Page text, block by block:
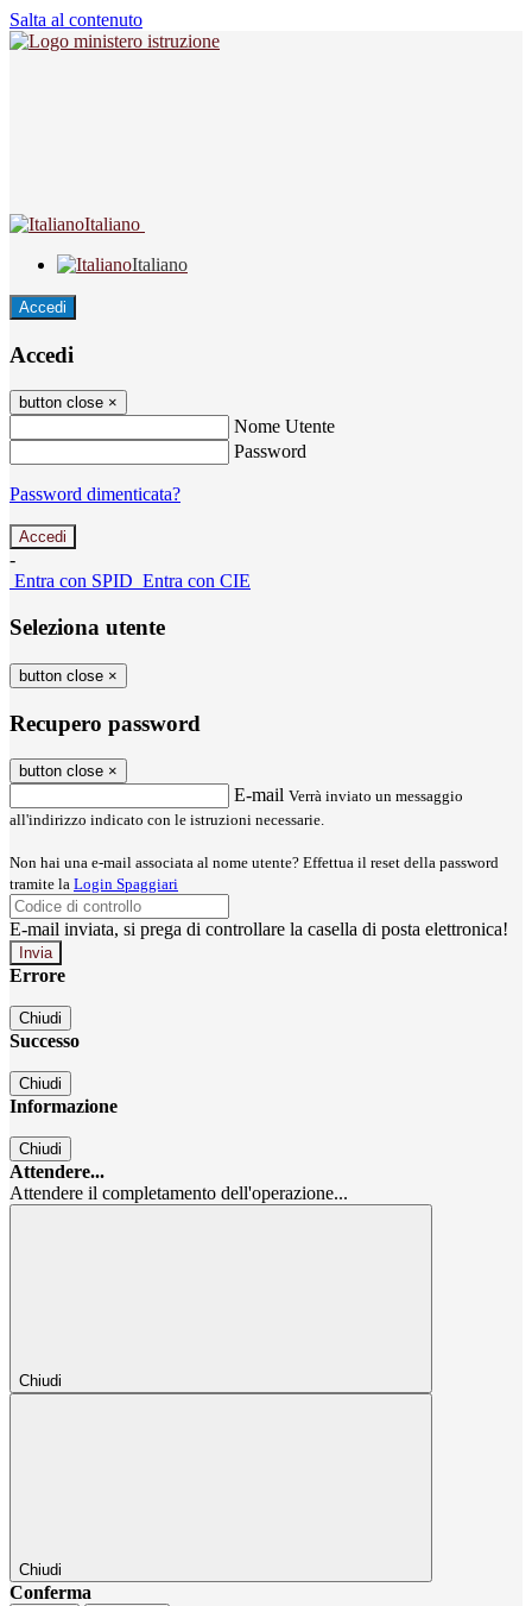
Salta al contenuto
Italiano
Italiano
Accedi
Accedi
button close ×
Nome Utente
Password
Password dimenticata?
-
Entra con SPID Entra con CIE
Seleziona utente
button close ×
Recupero password
button close ×
E-mail Verrà inviato un messaggio
all'indirizzo indicato con le istruzioni necessarie.
Non hai una e-mail associata al nome utente? Effettua il reset della password
tramite la Login Spaggiari
E-mail inviata, si prega di controllare la casella di posta elettronica!
Errore
Chiudi
Successo
Chiudi
Informazione
Chiudi
Attendere...
Attendere il completamento dell'operazione...
Chiudi
Chiudi
Conferma